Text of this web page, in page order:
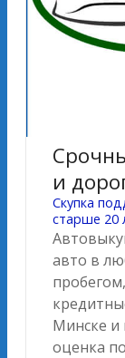
и
Скупка
старше 20
авто в
Минске и
оценка